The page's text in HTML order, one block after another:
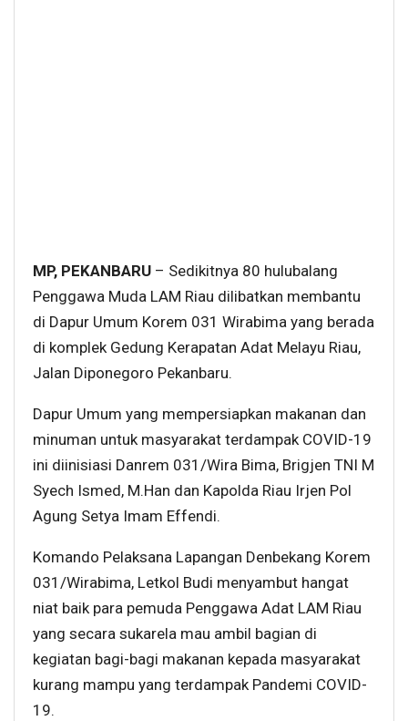
MP, PEKANBARU – Sedikitnya 80 hulubalang
Penggawa Muda LAM Riau dilibatkan membantu
di Dapur Umum Korem 031 Wirabima yang berada
di komplek Gedung Kerapatan Adat Melayu Riau,
Jalan Diponegoro Pekanbaru.
Dapur Umum yang mempersiapkan makanan dan
minuman untuk masyarakat terdampak COVID-19
ini diinisiasi Danrem 031/Wira Bima, Brigjen TNI M
Syech Ismed, M.Han dan Kapolda Riau Irjen Pol
Agung Setya Imam Effendi.
Komando Pelaksana Lapangan Denbekang Korem
031/Wirabima, Letkol Budi menyambut hangat
niat baik para pemuda Penggawa Adat LAM Riau
yang secara sukarela mau ambil bagian di
kegiatan bagi-bagi makanan kepada masyarakat
kurang mampu yang terdampak Pandemi COVID-
19.